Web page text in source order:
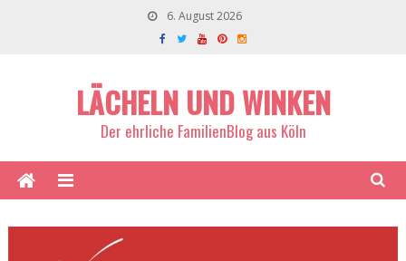
6. August 2026
LÄCHELN UND WINKEN
Der ehrliche FamilienBlog aus Köln